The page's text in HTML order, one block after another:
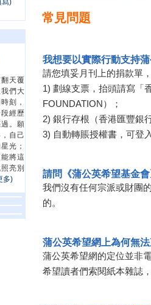
寫)
天覆
們大
刻，
經歷
。願
自己
光；
將這
亮別
多)
常見問題
我想要以實際行動支持
請您填妥月刊上的捐款單
1) 劃線支票，抬頭請寫「
FOUNDATION）；
2) 銀行存根（香港匯豐銀
3) 自動轉賬授權書，可登
請問《蒲公英希望基金
我們沒有任何宗派或財團
的。
蒲公英希望網上為何無
蒲公英希望網的定位並非
希望讀者們索閱紙本雜誌